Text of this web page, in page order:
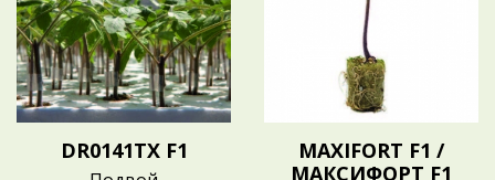
DR0141TX F1
MAXIFORT F1 /
МАКСИФОРТ F1